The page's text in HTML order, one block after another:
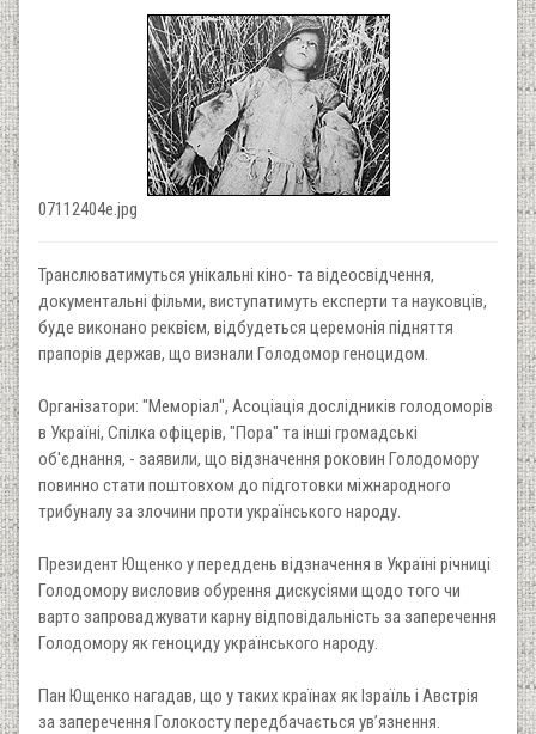
07112404e.jpg
Транслюватимуться унікальні кіно- та відеосвідчення,
документальні фільми, виступатимуть експерти та науковців,
буде виконано реквієм, відбудеться церемонія підняття
прапорів держав, що визнали Голодомор геноцидом.
Організатори: "Меморіал", Асоціація дослідників голодоморів
в Україні, Спілка офіцерів, "Пора" та інші громадські
об'єднання, - заявили, що відзначення роковин Голодомору
повинно стати поштовхом до підготовки міжнародного
трибуналу за злочини проти українського народу.
Президент Ющенко у переддень відзначення в Україні річниці
Голодомору висловив обурення дискусіями щодо того чи
варто запроваджувати карну відповідальність за заперечення
Голодомору як геноциду українського народу.
Пан Ющенко нагадав, що у таких країнах як Ізраїль і Австрія
за заперечення Голокосту передбачається ув’язнення.